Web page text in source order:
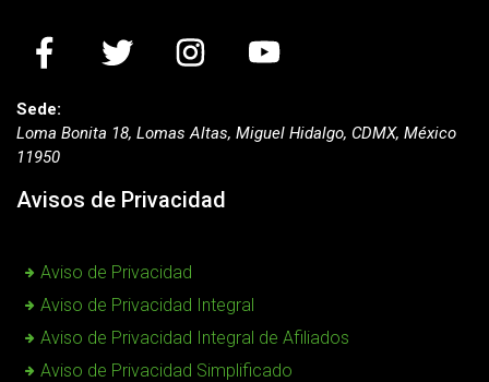
Sede:
Loma Bonita 18, Lomas Altas, Miguel Hidalgo, CDMX, México
11950
Avisos de Privacidad
Aviso de Privacidad
Aviso de Privacidad Integral
Aviso de Privacidad Integral de Afiliados
Aviso de Privacidad Simplificado